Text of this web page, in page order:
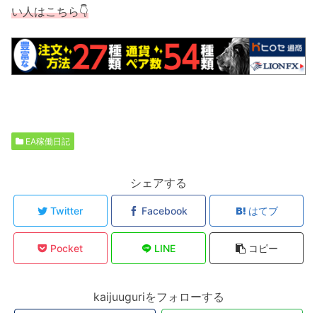
い人はこちら👇
EA稼働日記
シェアする
Twitter Facebook はてブ
Pocket LINE コピー
kaijuuguriをフォローする